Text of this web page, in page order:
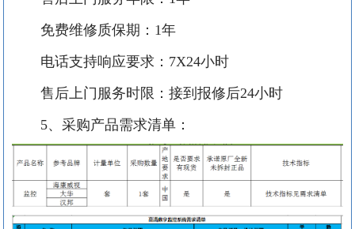
免费维修质保期： 1年
电话支持响应要求： 7X24小时
售后上门服务时限：接到报修后24小时
5、采购产品需求清单：